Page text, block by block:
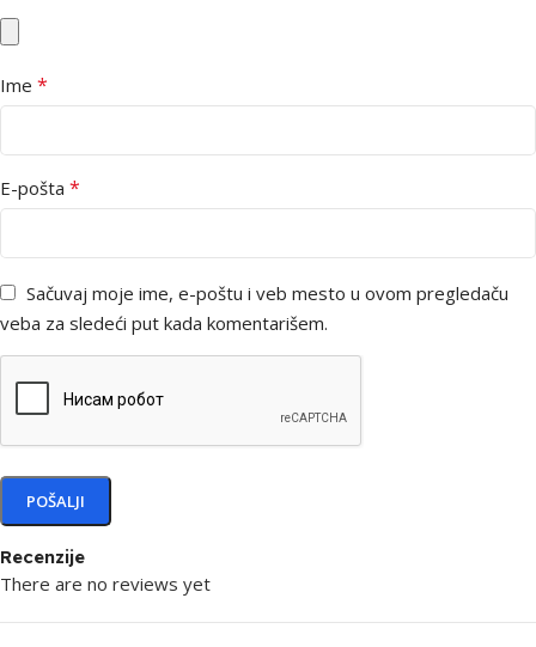
Recenzije
There are no reviews yet
Ime *
E-pošta *
Sačuvaj moje ime, e-poštu i veb mesto u ovom pregledaču
veba za sledeći put kada komentarišem.